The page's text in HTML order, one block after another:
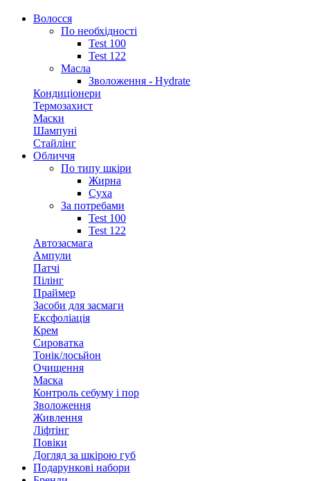
Волосся
По необхідності
Test 100
Test 122
Масла
Зволоження - Hydrate
Кондиціонери
Термозахист
Маски
Шампуні
Стайлінг
Обличчя
По типу шкіри
Жирна
Суха
За потребами
Test 100
Test 122
Автозасмага
Ампули
Патчі
Пілінг
Праймер
Засоби для засмаги
Ексфоліація
Крем
Сироватка
Тонік/лосьйон
Очищення
Маска
Контроль себуму і пор
Зволоження
Живлення
Ліфтінг
Повіки
Догляд за шкірою губ
Подарункові набори